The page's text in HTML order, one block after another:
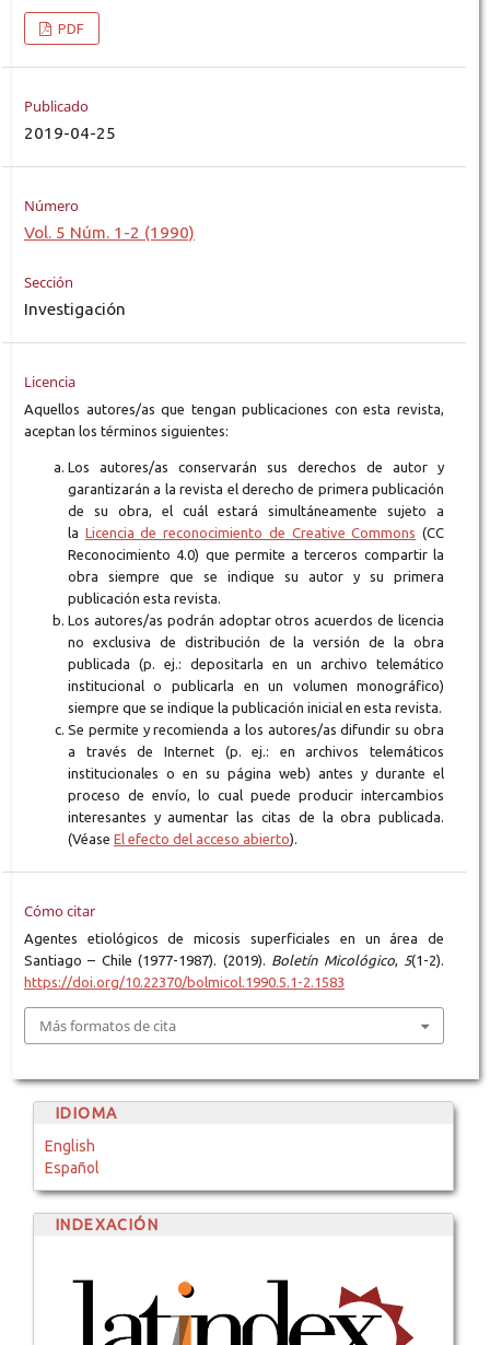
PDF
Publicado
2019-04-25
Número
Vol. 5 Núm. 1-2 (1990)
Sección
Investigación
Licencia
Aquellos autores/as que tengan publicaciones con esta revista,
aceptan los términos siguientes:
Los autores/as conservarán sus derechos de autor y
garantizarán a la revista el derecho de primera publicación
de su obra, el cuál estará simultáneamente sujeto a
la Licencia de reconocimiento de Creative Commons (CC
Reconocimiento 4.0) que permite a terceros compartir la
obra siempre que se indique su autor y su primera
publicación esta revista.
Los autores/as podrán adoptar otros acuerdos de licencia
no exclusiva de distribución de la versión de la obra
publicada (p. ej.: depositarla en un archivo telemático
institucional o publicarla en un volumen monográfico)
siempre que se indique la publicación inicial en esta revista.
Se permite y recomienda a los autores/as difundir su obra
a través de Internet (p. ej.: en archivos telemáticos
institucionales o en su página web) antes y durante el
proceso de envío, lo cual puede producir intercambios
interesantes y aumentar las citas de la obra publicada.
(Véase El efecto del acceso abierto).
Cómo citar
Agentes etiológicos de micosis superficiales en un área de
Santiago – Chile (1977-1987). (2019). Boletín Micológico, 5(1-2).
https://doi.org/10.22370/bolmicol.1990.5.1-2.1583
Más formatos de cita
IDIOMA
English
Español
INDEXACIÓN